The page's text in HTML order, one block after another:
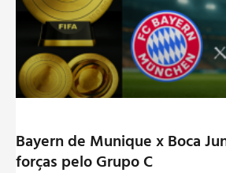
Bayern de Munique x Boca
forças pelo Grupo C